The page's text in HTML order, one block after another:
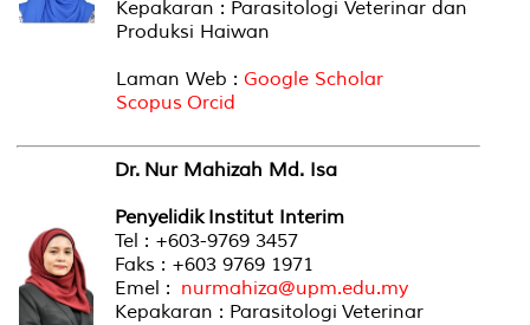
Kepakaran : Parasitologi Veterinar dan
Produksi Haiwan
Laman Web : Google Scholar
Scopus Orcid
Dr. Nur Mahizah Md. Isa
Penyelidik Institut Interim
Tel : +603-9769 3457
Faks : +603 9769 1971
Emel : nurmahiza@upm.edu.my
Kepakaran : Parasitologi Veterinar